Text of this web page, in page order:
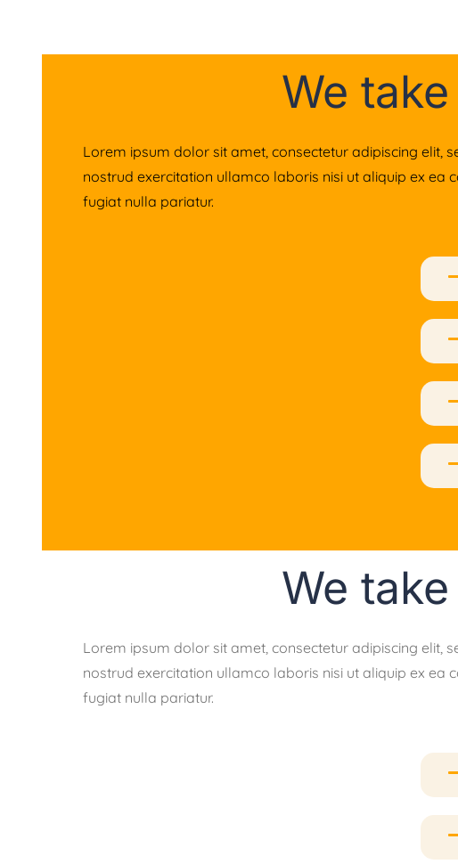
We
Lorem ipsum dolor sit amet, consectetur adipiscing elit,
nostrud exercitation ullamco laboris nisi ut aliquip ex ea
fugiat nulla pariatur.
We
Lorem ipsum dolor sit amet, consectetur adipiscing elit,
nostrud exercitation ullamco laboris nisi ut aliquip ex ea
fugiat nulla pariatur.